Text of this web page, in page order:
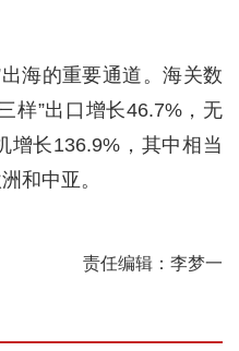
海的重要通道。海关数
样”出口增长46.7%，无
增长136.9%，其中相当
和中亚。
责任编辑：李梦一